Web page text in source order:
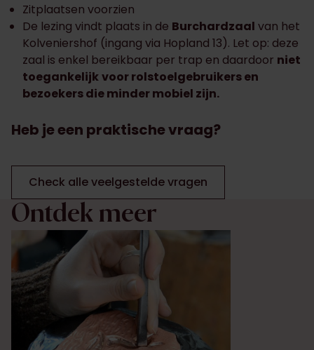
Zitplaatsen voorzien
De lezing vindt plaats in de Burchardzaal van het
Kolveniershof (ingang via Hopland 13). Let op: deze
zaal is enkel bereikbaar per trap en daardoor niet
toegankelijkvoor rolstoelgebruikers en
bezoekers die minder mobiel zijn.
Heb je een praktische vraag?
Check alle veelgestelde vragen
Ontdek meer